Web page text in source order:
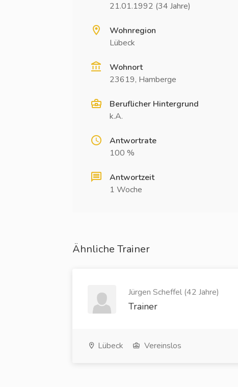
21.01.1992 (34 Jahre)
Wohnregion
Lübeck
Wohnort
23619, Hamberge
Beruflicher Hintergrund
k.A.
Antwortrate
100 %
Antwortzeit
1 Woche
Ähnliche Trainer
Jürgen Scheffel (42 Jahre)
Trainer
Lübeck Vereinslos